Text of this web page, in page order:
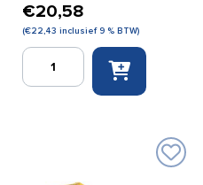
€20,58
(€22,43 inclusief 9 % BTW)
Betadine
jodium